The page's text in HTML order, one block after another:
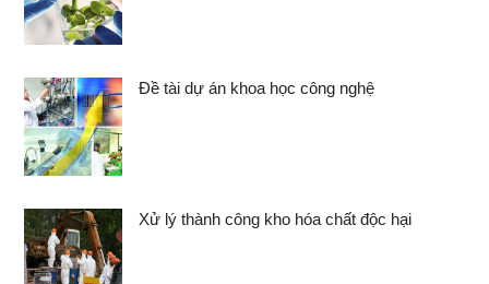
Đề tài dự án khoa học công nghệ
Xử lý thành công kho hóa chất độc hại